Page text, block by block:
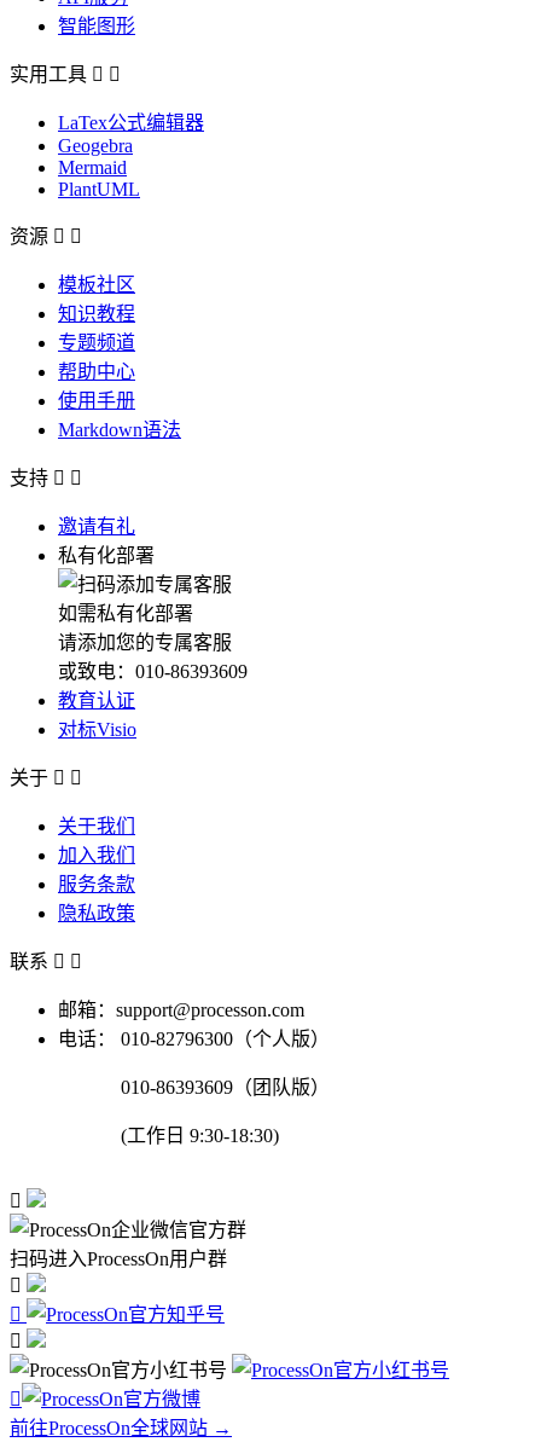
智能图形
实用工具  
LaTex公式编辑器
Geogebra
Mermaid
PlantUML
资源  
模板社区
知识教程
专题频道
帮助中心
使用手册
Markdown语法
支持  
邀请有礼
私有化部署
如需私有化部署
请添加您的专属客服
或致电：010-86393609
教育认证
对标Visio
关于  
关于我们
加入我们
服务条款
隐私政策
联系  
邮箱：support@processon.com
电话：
010-82796300（个人版）
010-86393609（团队版）
(工作日 9:30-18:30)

扫码进入ProcessOn用户群




前往ProcessOn全球网站 →